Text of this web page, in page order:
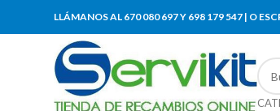
LLÁMANOS AL 670 080 697 Y 698 179 547 | O